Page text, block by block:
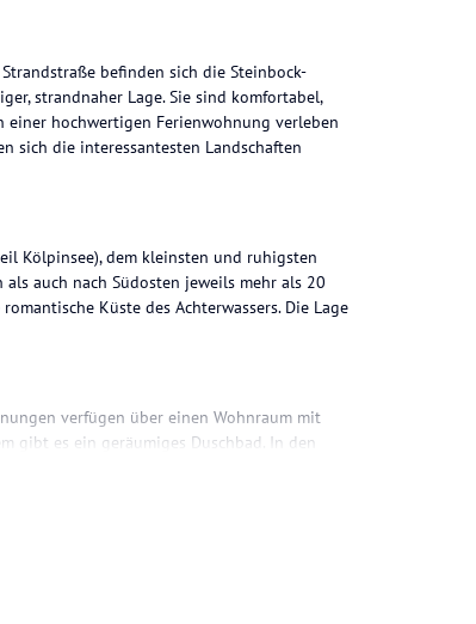
befinden sich die Steinbock-
strandnaher Lage. Sie sind komfortabel,
hochwertigen Ferienwohnung verleben
sich die interessantesten Landschaften
Kölpinsee), dem kleinsten und ruhigsten
auch nach Südosten jeweils mehr als 20
Küste des Achterwassers. Die Lage
verfügen über einen Wohnraum mit
gibt es ein geräumiges Duschbad. In den
Eingangsbereich aus. Alle